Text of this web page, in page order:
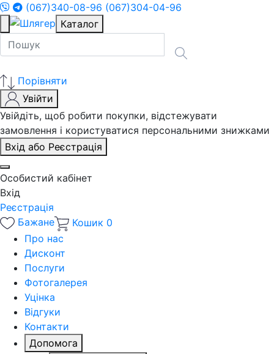
(067)340-08-96 (067)304-04-96
Каталог
Порівняти
Увійти
Увійдіть, щоб робити покупки, відстежувати
замовлення і користуватися персональними знижками
Вхід або Реєстрація
Особистий кабінет
Вхід
Реєстрація
Бажане
Кошик 0
Про нас
Дисконт
Послуги
Фотогалерея
Уцінка
Відгуки
Контакти
Допомога